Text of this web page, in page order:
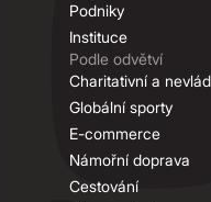
Podniky
Instituce
Podle odvětví
Charitativní a
Globální sporty
E-commerce
Námořní doprava
Cestování